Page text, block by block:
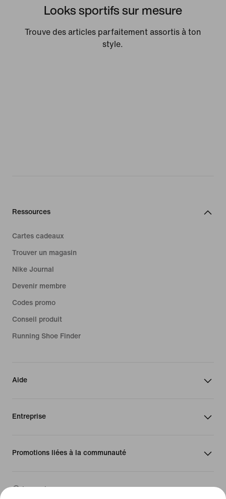
Looks sportifs sur mesure
Trouve des articles parfaitement assortis à ton
style.
Ressources
Cartes cadeaux
Trouver un magasin
Nike Journal
Devenir membre
Codes promo
Conseil produit
Running Shoe Finder
Aide
Entreprise
Promotions liées à la communauté
Luxembourg